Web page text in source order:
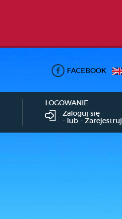
FACEBOOK
LOGOWANIE
Zaloguj się
- lub - Zarejestruj